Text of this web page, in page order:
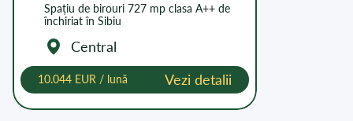
Spațiu de birouri 727 mp clasa A++ de
închiriat în Sibiu
Central
10.044 EUR / lună Vezi detalii